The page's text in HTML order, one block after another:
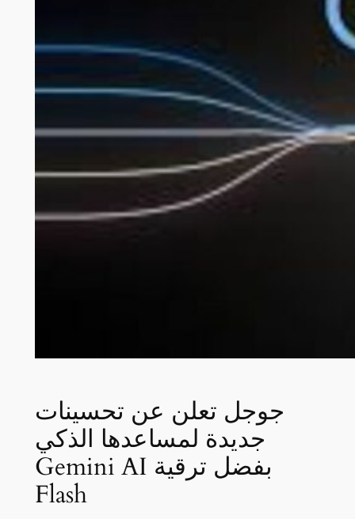
جوجل تعلن عن تحسينات
جديدة لمساعدها الذكي
Gemini AI بفضل ترقية
Flash